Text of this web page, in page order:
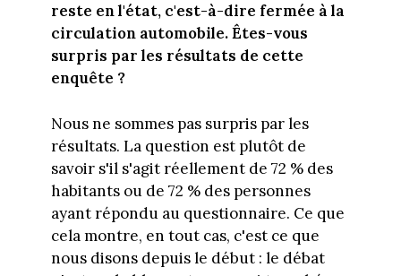
reste en l'état, c'est-à-dire fermée à la
circulation automobile. Êtes-vous
surpris par les résultats de cette
enquête ?
Nous ne sommes pas surpris par les
résultats. La question est plutôt de
savoir s'il s'agit réellement de 72 % des
habitants ou de 72 % des personnes
ayant répondu au questionnaire. Ce que
cela montre, en tout cas, c'est ce que
nous disons depuis le début : le débat